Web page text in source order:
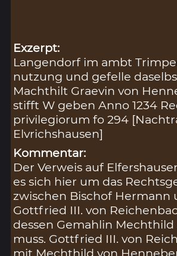
Exzerpt:
Langendorf im ambt
nutzung und gefelle
Machthilt Graevin von
stifft W geben Anno 1234
privilegiorum fo 294
Elvrichshausen]
Kommentar:
Der Verweis auf
es sich hier um das
zwischen Bischof Hermann
Gottfried III. von
dessen Gemahlin
muss. Gottfried III. von